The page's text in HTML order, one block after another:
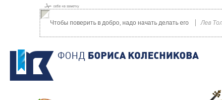
Чтобы поверить в добро, надо начать делать его Лев
ФОНД БОРИСА КОЛЕСНИКОВА